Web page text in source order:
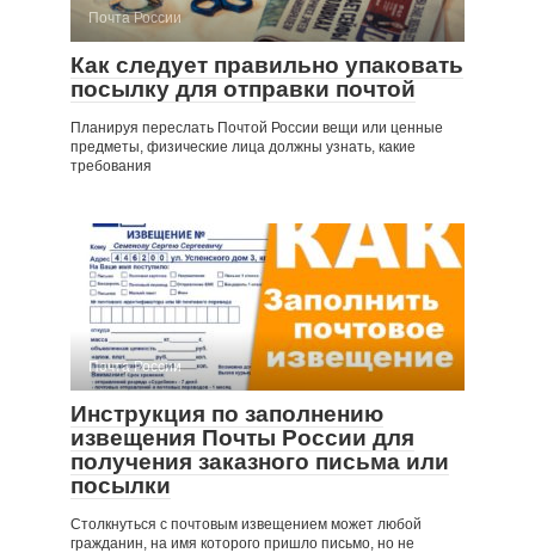
Почта России
Как следует правильно упаковать
посылку для отправки почтой
Планируя переслать Почтой России вещи или ценные
предметы, физические лица должны узнать, какие
требования
Почта России
Инструкция по заполнению
извещения Почты России для
получения заказного письма или
посылки
Столкнуться с почтовым извещением может любой
гражданин, на имя которого пришло письмо, но не